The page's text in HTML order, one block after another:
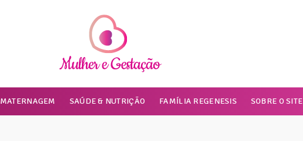
MATERNAGEM SAÚDE & NUTRIÇÃO FAMÍLIA REGENESIS SOBRE O SITE